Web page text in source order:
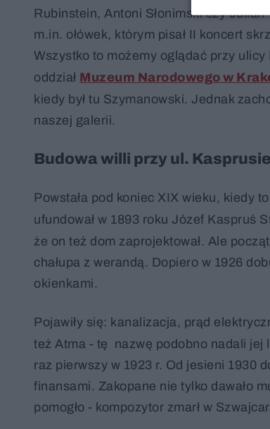
Rubinstein, Antoni Słonimski czy
m.in. ołówek, którym pisał II koncert
Wszystko to możemy oglądać przy
oddział Muzeum Narodowego w
kiedy był tu Szymanowski. Jednak
naszej galerii.
Budowa willi przy ul.
Powstała pod koniec XIX wieku, kiedy
ufundował w 1893 roku Józef Kaspruś
że on też dom zaprojektował. Ale
chałupa z werandą. Dopiero w 1926
okienkami.
Pojawiły się: kanalizacja, prąd
też Atma - tę nazwę podobno nadali jej
raz pierwszy w 1923 r. Od jesieni 1930
finansami. Zakopane nie tylko dawało
pomogło - kompozytor zmarł w